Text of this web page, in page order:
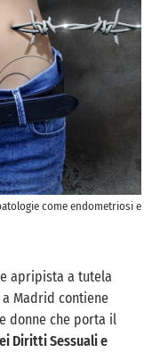
come endometriosi e
apripista a tutela
a Madrid contiene
donne che porta il
Diritti Sessuali e